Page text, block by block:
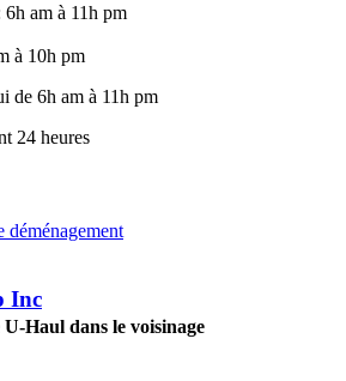
am à 11h pm
à 10h pm
de 6h am à 11h pm
24 heures
déménagement
Inc
Haul dans le voisinage